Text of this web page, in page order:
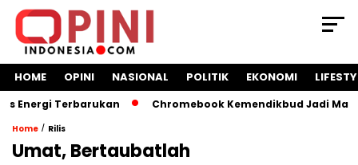
HOME OPINI NASIONAL POLITIK EKONOMI
Terbarukan Chromebook Kemendikbud Jadi
Home / Rilis
Umat, Bertaubatlah